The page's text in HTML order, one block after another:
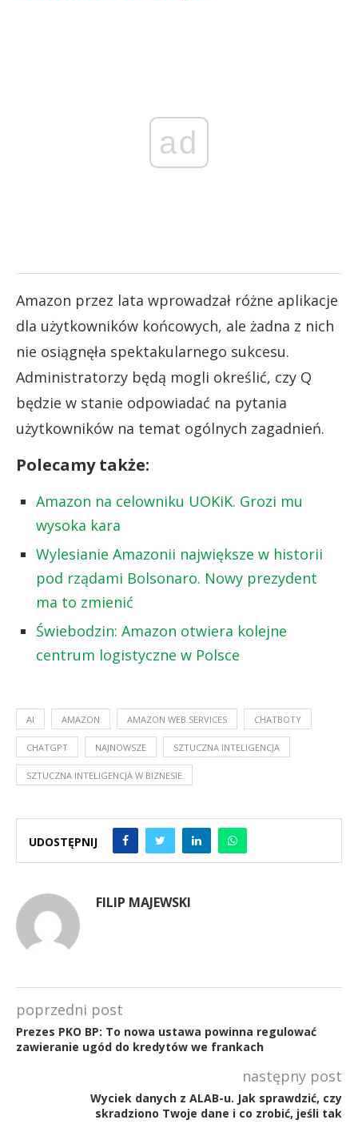
ad
Amazon przez lata wprowadzał różne aplikacje
dla użytkowników końcowych, ale żadna z nich
nie osiągnęła spektakularnego sukcesu.
Administratorzy będą mogli określić, czy Q
będzie w stanie odpowiadać na pytania
użytkowników na temat ogólnych zagadnień.
Polecamy także:
Amazon na celowniku UOKiK. Grozi mu
wysoka kara
Wylesianie Amazonii największe w historii
pod rządami Bolsonaro. Nowy prezydent
ma to zmienić
Świebodzin: Amazon otwiera kolejne
centrum logistyczne w Polsce
AI AMAZON AMAZON WEB SERVICES CHATBOTY
CHATGPT NAJNOWSZE SZTUCZNA INTELIGENCJA
SZTUCZNA INTELIGENCJA W BIZNESIE
UDOSTĘPNIJ
FILIP MAJEWSKI
poprzedni post
Prezes PKO BP: To nowa ustawa powinna regulować
zawieranie ugód do kredytów we frankach
następny post
Wyciek danych z ALAB-u. Jak sprawdzić, czy
skradziono Twoje dane i co zrobić, jeśli tak